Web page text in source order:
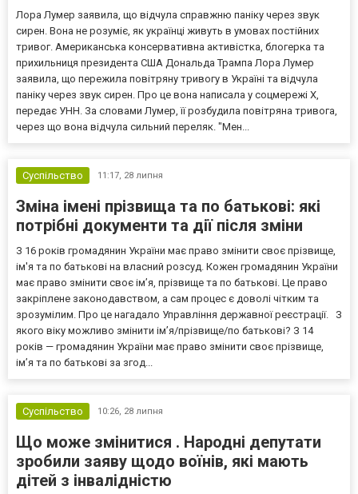
Лора Лумер заявила, що відчула справжню паніку через звук
сирен. Вона не розуміє, як українці живуть в умовах постійних
тривог. Американська консервативна активістка, блогерка та
прихильниця президента США Дональда Трампа Лора Лумер
заявила, що пережила повітряну тривогу в Україні та відчула
паніку через звук сирен. Про це вона написала у соцмережі X,
передає УНН. За словами Лумер, її розбудила повітряна тривога,
через що вона відчула сильний переляк. "Мен...
Суспільство 11:17, 28 липня
Зміна імені прізвища та по батькові: які
потрібні документи та дії після зміни
З 16 років громадянин України має право змінити своє прізвище,
ім'я та по батькові на власний розсуд. Кожен громадянин України
має право змінити своє ім’я, прізвище та по батькові. Це право
закріплене законодавством, а сам процес є доволі чітким та
зрозумілим. Про це нагадало Управління державної реєстрації. З
якого віку можливо змінити ім’я/прізвище/по батькові? З 14
років — громадянин України має право змінити своє прізвище,
ім’я та по батькові за згод...
Суспільство 10:26, 28 липня
Що може змінитися . Народні депутати
зробили заяву щодо воїнів, які мають
дітей з інвалідністю